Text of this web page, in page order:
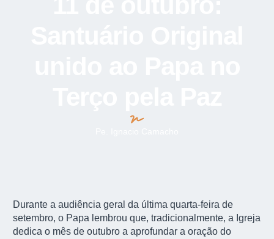
Durante a audiência geral da última quarta-feira de
setembro, o Papa lembrou que, tradicionalmente, a Igreja
dedica o mês de outubro a aprofundar a oração do